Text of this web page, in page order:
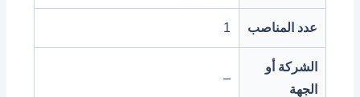
عدد المناصب 1
الشركة أو
الجهة
–